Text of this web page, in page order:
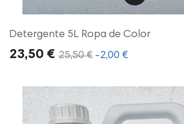
Detergente 5L Ropa de Color
23,50 € 25,50 € -2,00 €